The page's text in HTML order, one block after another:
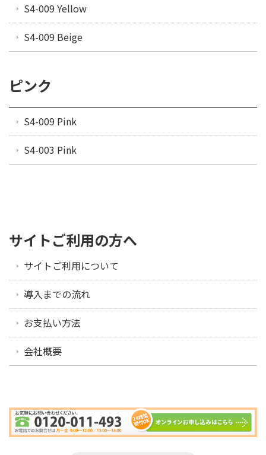
S4-009 Yellow
S4-009 Beige
ピンク
S4-009 Pink
S4-003 Pink
サイトご利用の方へ
サイトご利用について
導入までの流れ
お支払い方法
会社概要